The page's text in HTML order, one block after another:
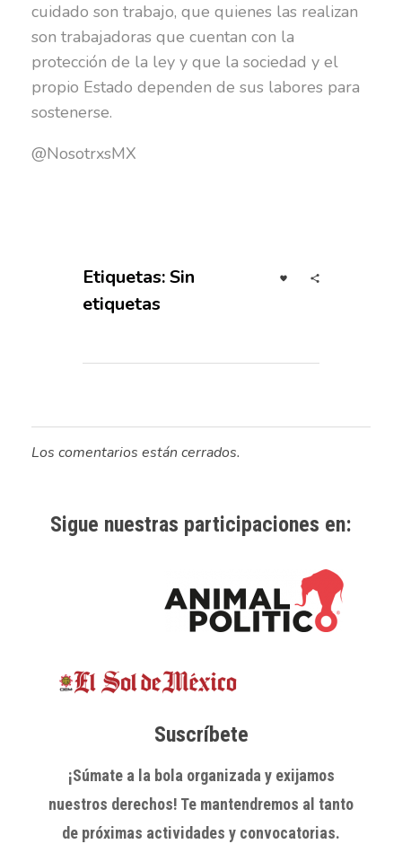
cuidado son trabajo, que quienes las realizan
son trabajadoras que cuentan con la
protección de la ley y que la sociedad y el
propio Estado dependen de sus labores para
sostenerse.
@NosotrxsMX
Etiquetas: Sin
etiquetas
Los comentarios están cerrados.
Sigue nuestras participaciones en:
Suscríbete
¡Súmate a la bola organizada y exijamos
nuestros derechos! Te mantendremos al tanto
de próximas actividades y convocatorias.